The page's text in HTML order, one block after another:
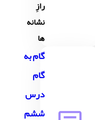
رازِ
نشانه
ها
گام به
گام
درس
ششم